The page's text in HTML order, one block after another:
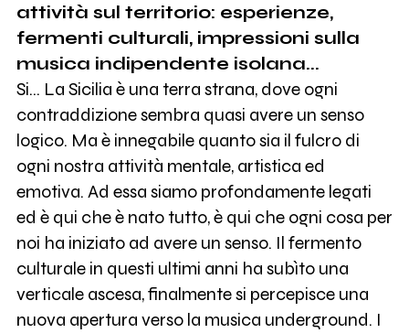
attività sul territorio: esperienze,
fermenti culturali, impressioni sulla
musica indipendente isolana...
Si... La Sicilia è una terra strana, dove ogni
contraddizione sembra quasi avere un senso
logico. Ma è innegabile quanto sia il fulcro di
ogni nostra attività mentale, artistica ed
emotiva. Ad essa siamo profondamente legati
ed è qui che è nato tutto, è qui che ogni cosa per
noi ha iniziato ad avere un senso. Il fermento
culturale in questi ultimi anni ha subìto una
verticale ascesa, finalmente si percepisce una
nuova apertura verso la musica underground. I